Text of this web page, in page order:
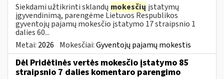
Siekdami užtikrinti sklandų mokesčių įstatymų
įgyvendinimą, parengėme Lietuvos Respublikos
gyventojų pajamų mokesčio įstatymo 17 straipsnio 1
dalies 60...
Metai: 2026 Mokesčiai:Gyventojų pajamų mokestis
Dėl Pridėtinės vertės mokesčio įstatymo 85
straipsnio 7 dalies komentaro parengimo